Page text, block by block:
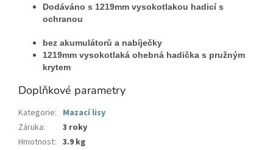
Dodáváno s 1219mm vysokotlakou hadicí s
ochranou
bez akumulátorů a nabíječky
1219mm vysokotlaká ohebná hadička s pružným
krytem
Doplňkové parametry
Kategorie: Mazací lisy
Záruka:
3 roky
Hmotnost: 3.9 kg